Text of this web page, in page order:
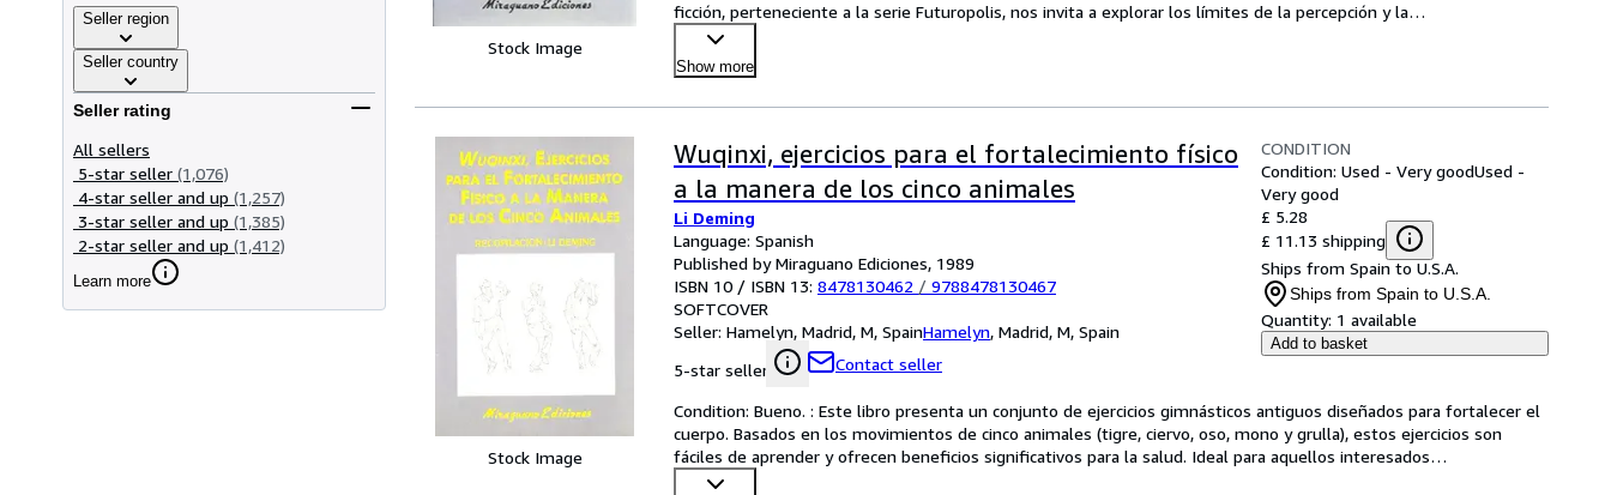
Seller region
Seller country
Seller rating
All sellers
5-star seller (1,076)
4-star seller and up (1,257)
3-star seller and up (1,385)
2-star seller and up (1,412)
Learn more
Stock Image
ficción, perteneciente a la serie Futuropolis, nos invita a explorar los límites de la percepción y la…
Show more
Stock Image
Wuqinxi, ejercicios para el fortalecimiento físico
a la manera de los cinco animales
Li Deming
Language: Spanish
Published by Miraguano Ediciones, 1989
ISBN 10 / ISBN 13: 8478130462 / 9788478130467
SOFTCOVER
Seller: Hamelyn, Madrid, M, SpainHamelyn, Madrid, M, Spain
5-star seller
Contact seller
CONDITION
Condition: Used - Very goodUsed -
Very good
£ 5.28
£ 11.13 shipping
Ships from Spain to U.S.A.
Ships from Spain to U.S.A.
Quantity: 1 available
Add to basket
Condition: Bueno. : Este libro presenta un conjunto de ejercicios gimnásticos antiguos diseñados para fortalecer el
cuerpo. Basados en los movimientos de cinco animales (tigre, ciervo, oso, mono y grulla), estos ejercicios son
fáciles de aprender y ofrecen beneficios significativos para la salud. Ideal para aquellos interesados…